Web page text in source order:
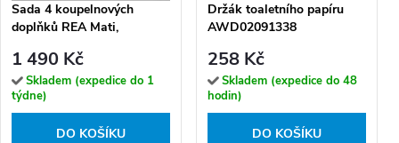
Sada 4 koupelnových
doplňků REA Mati,
1 490 Kč
Skladem (expedice do 1
týdne)
DO KOŠÍKU
Držák toaletního papíru
AWD02091338
258 Kč
Skladem (expedice do 48
hodin)
DO KOŠÍKU